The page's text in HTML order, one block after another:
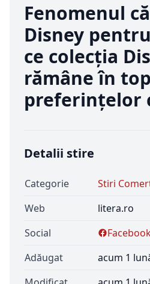
Fenomenul
Disney
ce colecția
rămâne în
preferințelor
Detalii stire
Categorie
Stiri
Web
litera.ro
Social
Adăugat
acum 1